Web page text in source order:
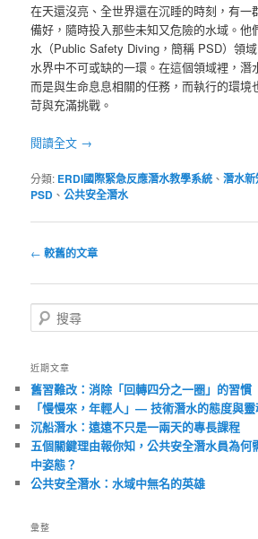
在天還沒亮、全世界還在沉睡的時刻，有一
備好，隨時投入那些未知又危險的水域。他
水（Public Safety Diving，簡稱 PSD）領
水界中不可或缺的一環。在這個領域裡，潛
而是與生命息息相關的任務，而執行的環境
苛與充滿挑戰。
閱讀全文 →
分類: ERDI國際緊急反應潛水教學系統 、潛水新
PSD 、公共安全潛水
文
導
覽
← 較舊的文章
搜
尋
近期文章
舊習難改：消除「回轉四分之一圈」的習慣
「慢慢來，年輕人」— 技術潛水的態度與
沉船潛水：遠遠不只是一兩天的專長課程
五個關鍵理由報你知，公共安全潛水員為何
中姿態？
公共安全潛水：水域中無名的英雄
彙整